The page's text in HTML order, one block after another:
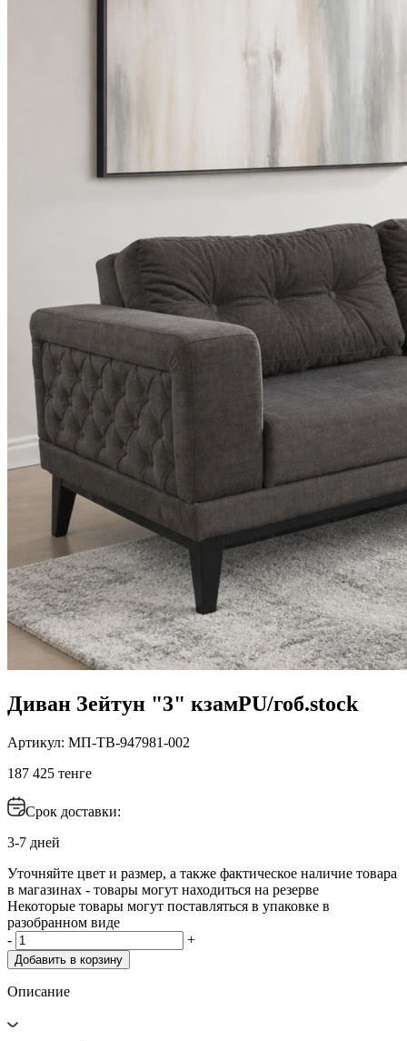
Диван Зейтун "3" кзамPU/гоб.stock
Артикул: МП-ТВ-947981-002
187 425 тенге
Срок доставки:
3-7 дней
Уточняйте цвет и размер, а также фактическое наличие товара
в магазинах - товары могут находиться на резерве
Некоторые товары могут поставляться в упаковке в
разобранном виде
-
+
Добавить в корзину
Описание